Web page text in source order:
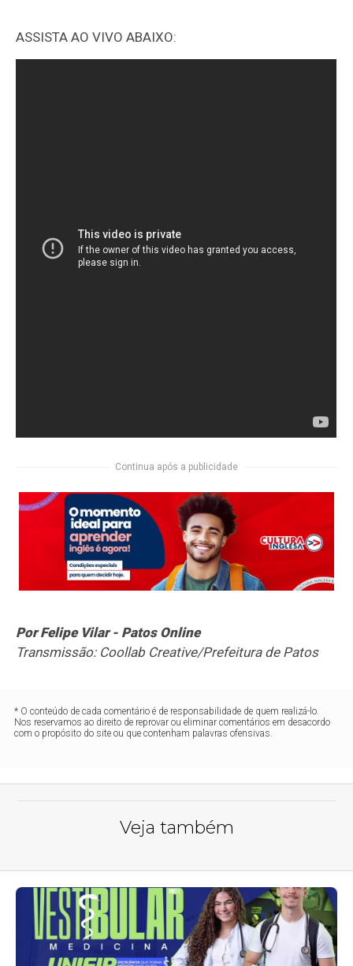
ASSISTA AO VIVO ABAIXO:
Continua após a publicidade
Por Felipe Vilar - Patos Online
Transmissão: Coollab Creative/Prefeitura de Patos
* O conteúdo de cada comentário é de responsabilidade de quem realizá-lo.
Nos reservamos ao direito de reprovar ou eliminar comentários em desacordo
com o propósito do site ou que contenham palavras ofensivas.
Veja também